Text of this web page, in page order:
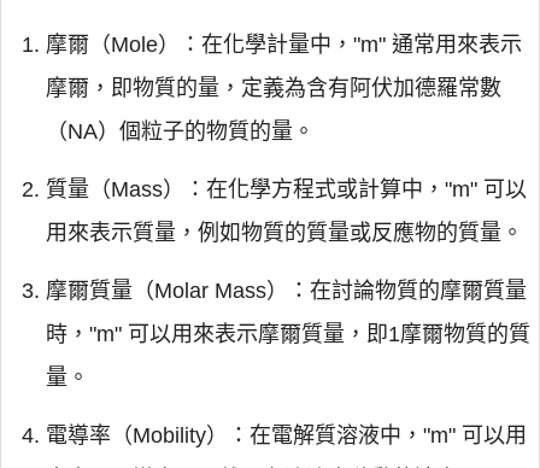
摩爾（Mole）：在化學計量中，"m" 通常用來表示
摩爾，即物質的量，定義為含有阿伏加德羅常數
（NA）個粒子的物質的量。
質量（Mass）：在化學方程式或計算中，"m" 可以
用來表示質量，例如物質的質量或反應物的質量。
摩爾質量（Molar Mass）：在討論物質的摩爾質量
時，"m" 可以用來表示摩爾質量，即1摩爾物質的質
量。
電導率（Mobility）：在電解質溶液中，"m" 可以用